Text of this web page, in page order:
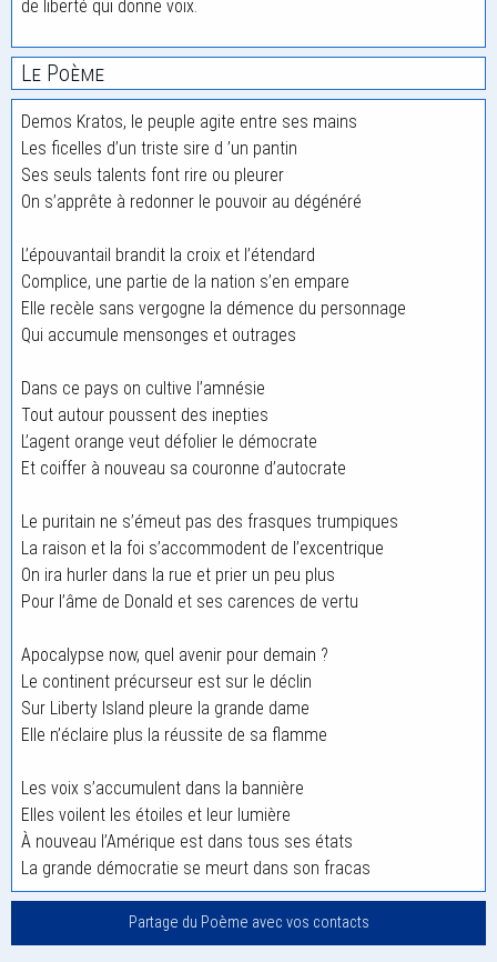
de liberté qui donne voix.
Le Poème
Demos Kratos, le peuple agite entre ses mains
Les ficelles d’un triste sire d ’un pantin
Ses seuls talents font rire ou pleurer
On s’apprête à redonner le pouvoir au dégénéré
L’épouvantail brandit la croix et l’étendard
Complice, une partie de la nation s’en empare
Elle recèle sans vergogne la démence du personnage
Qui accumule mensonges et outrages
Dans ce pays on cultive l’amnésie
Tout autour poussent des inepties
L’agent orange veut défolier le démocrate
Et coiffer à nouveau sa couronne d’autocrate
Le puritain ne s’émeut pas des frasques trumpiques
La raison et la foi s’accommodent de l’excentrique
On ira hurler dans la rue et prier un peu plus
Pour l’âme de Donald et ses carences de vertu
Apocalypse now, quel avenir pour demain ?
Le continent précurseur est sur le déclin
Sur Liberty Island pleure la grande dame
Elle n’éclaire plus la réussite de sa flamme
Les voix s’accumulent dans la bannière
Elles voilent les étoiles et leur lumière
À nouveau l’Amérique est dans tous ses états
La grande démocratie se meurt dans son fracas
Partage du Poème avec vos contacts